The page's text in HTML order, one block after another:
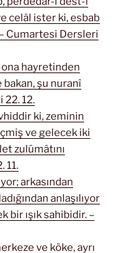
celâl ister ki, esbab
Cumartesi Dersleri
ona hayretinden
şu nuranî
12.
ki, zeminin
ve gelecek iki
zulümâtını
11.
arkasından
anlaşılıyor
bir ışık sahibidir. –
ve köke, ayrı